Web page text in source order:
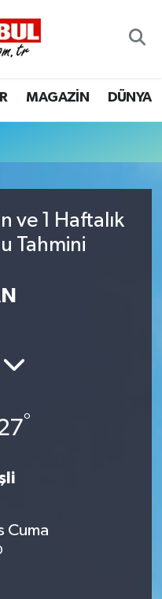
MAGAZİN DÜNYA
ve 1 Haftalık
Tahmini
°
Cuma